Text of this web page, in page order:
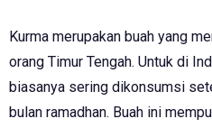
Kurma merupakan buah yang
orang Timur Tengah. Untuk di
biasanya sering dikonsumsi
bulan ramadhan. Buah ini